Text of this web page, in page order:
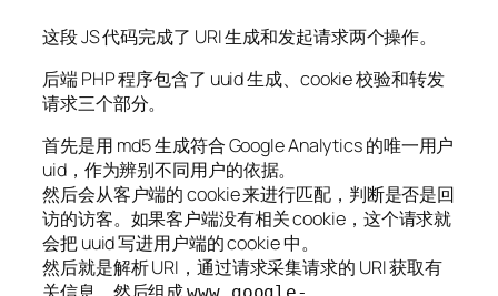
这段 JS 代码完成了 URI 生成和发起请求两个操作。
后端 PHP 程序包含了 uuid 生成、cookie 校验和转发
请求三个部分。
首先是用 md5 生成符合 Google Analytics 的唯一用户
uid，作为辨别不同用户的依据。
然后会从客户端的 cookie 来进行匹配，判断是否是回
访的访客。如果客户端没有相关 cookie，这个请求就
会把 uuid 写进用户端的 cookie 中。
然后就是解析 URI，通过请求采集请求的 URI 获取有